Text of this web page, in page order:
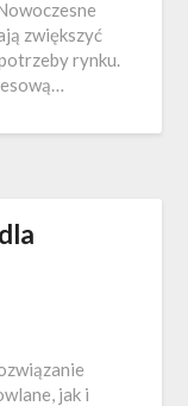
zwiększyć
rynku.
jak i